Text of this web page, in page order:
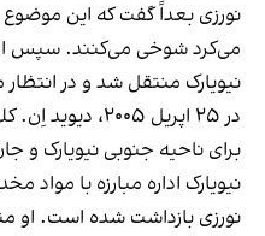
نورزی بعداً گفت که این
می‌کرد شوخی می‌کنند. سپس او
نیویارک منتقل شد و در
در ۲۵ اپریل
برای ناحیه جنوبی نیویارک و
نورزی بازداشت شده است. او